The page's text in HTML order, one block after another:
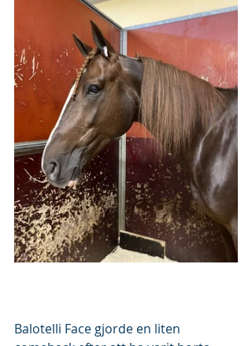
Balotelli Face gjorde en liten